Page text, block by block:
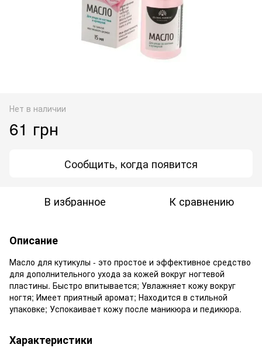
Нет в наличии
61 грн
Сообщить, когда появится
В избранное К сравнению
Описание
Масло для кутикулы - это простое и эффективное средство
для дополнительного ухода за кожей вокруг ногтевой
пластины. Быстро впитывается; Увлажняет кожу вокруг
ногтя; Имеет приятный аромат; Находится в стильной
упаковке; Успокаивает кожу после маникюра и педикюра.
Характеристики